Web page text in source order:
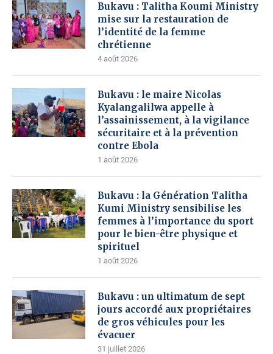
Bukavu : Talitha Koumi Ministry
mise sur la restauration de
l’identité de la femme
chrétienne
4 août 2026
Bukavu : le maire Nicolas
Kyalangalilwa appelle à
l’assainissement, à la vigilance
sécuritaire et à la prévention
contre Ebola
1 août 2026
Bukavu : la Génération Talitha
Kumi Ministry sensibilise les
femmes à l’importance du sport
pour le bien-être physique et
spirituel
1 août 2026
Bukavu : un ultimatum de sept
jours accordé aux propriétaires
de gros véhicules pour les
évacuer
31 juillet 2026